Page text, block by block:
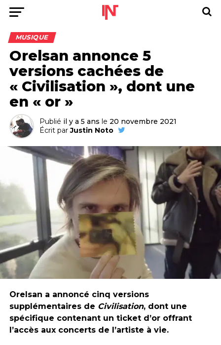
MUSIQUE
Orelsan annonce 5
versions cachées de
« Civilisation », dont une
en « or »
Publié il y a 5 ans le 20 novembre 2021
Écrit par Justin Noto
Orelsan a annoncé cinq versions
supplémentaires de Civilisation, dont une
spécifique contenant un ticket d’or offrant
l’accès aux concerts de l’artiste à vie.